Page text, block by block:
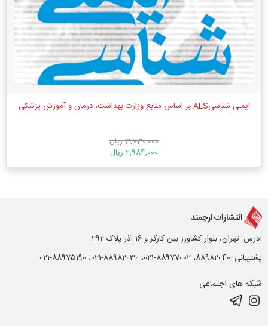
ایمنی شناسیALS بر اساس منابع وزارت بهداشت، درمان و آموزش پزشکی
3,730,000 ریال
2,984,000 ریال
انتشارات ارجمند
آدرس: تهران، بلوار کشاورز بین کارگر و 16 آذر پلاک 292
پشتیبانی: 88982040، 88977002-021، 88982030-021، 88975190-021
شبکه های اجتماعی